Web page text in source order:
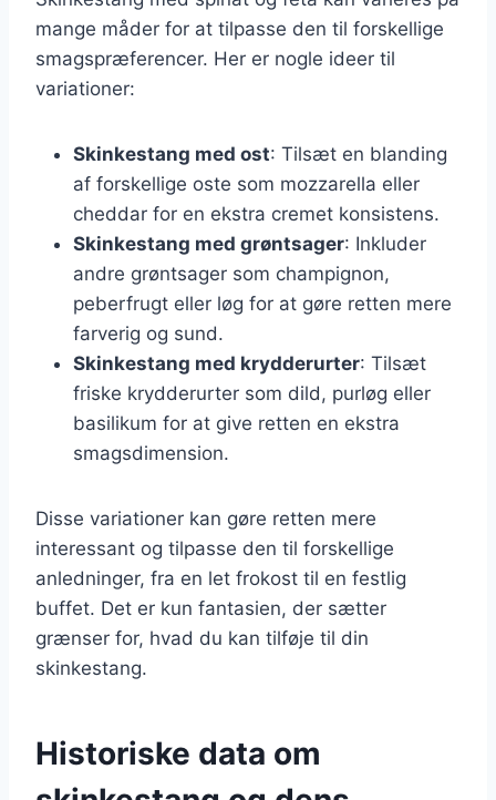
mange måder for at tilpasse den til forskellige
smagspræferencer. Her er nogle ideer til
variationer:
Skinkestang med ost: Tilsæt en blanding
af forskellige oste som mozzarella eller
cheddar for en ekstra cremet konsistens.
Skinkestang med grøntsager: Inkluder
andre grøntsager som champignon,
peberfrugt eller løg for at gøre retten mere
farverig og sund.
Skinkestang med krydderurter: Tilsæt
friske krydderurter som dild, purløg eller
basilikum for at give retten en ekstra
smagsdimension.
Disse variationer kan gøre retten mere
interessant og tilpasse den til forskellige
anledninger, fra en let frokost til en festlig
buffet. Det er kun fantasien, der sætter
grænser for, hvad du kan tilføje til din
skinkestang.
Historiske data om